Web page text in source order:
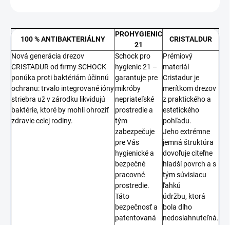
100 % ANTIBAKTERIÁLNY
PROHYGIENIC
21
CRISTALDUR
Nová generácia drezov
CRISTADUR od firmy SCHOCK
ponúka proti baktériám účinnú
ochranu: trvalo integrované ióny
striebra už v zárodku likvidujú
baktérie, ktoré by mohli ohroziť
zdravie celej rodiny.
Schock pro
hygienic 21 –
garantuje pre
mikróby
nepriateľské
prostredie a
tým
zabezpečuje
pre Vás
hygienické a
bezpečné
pracovné
prostredie.
Táto
bezpečnosť a
patentovaná
Prémiový
materiál
Cristadur je
merítkom drezov
z praktického a
estetického
pohľadu.
Jeho extrémne
jemná štruktúra
dovoľuje citeľne
hladší povrch a s
tým súvisiacu
ľahkú
údržbu, ktorá
bola dlho
nedosiahnuteľná.